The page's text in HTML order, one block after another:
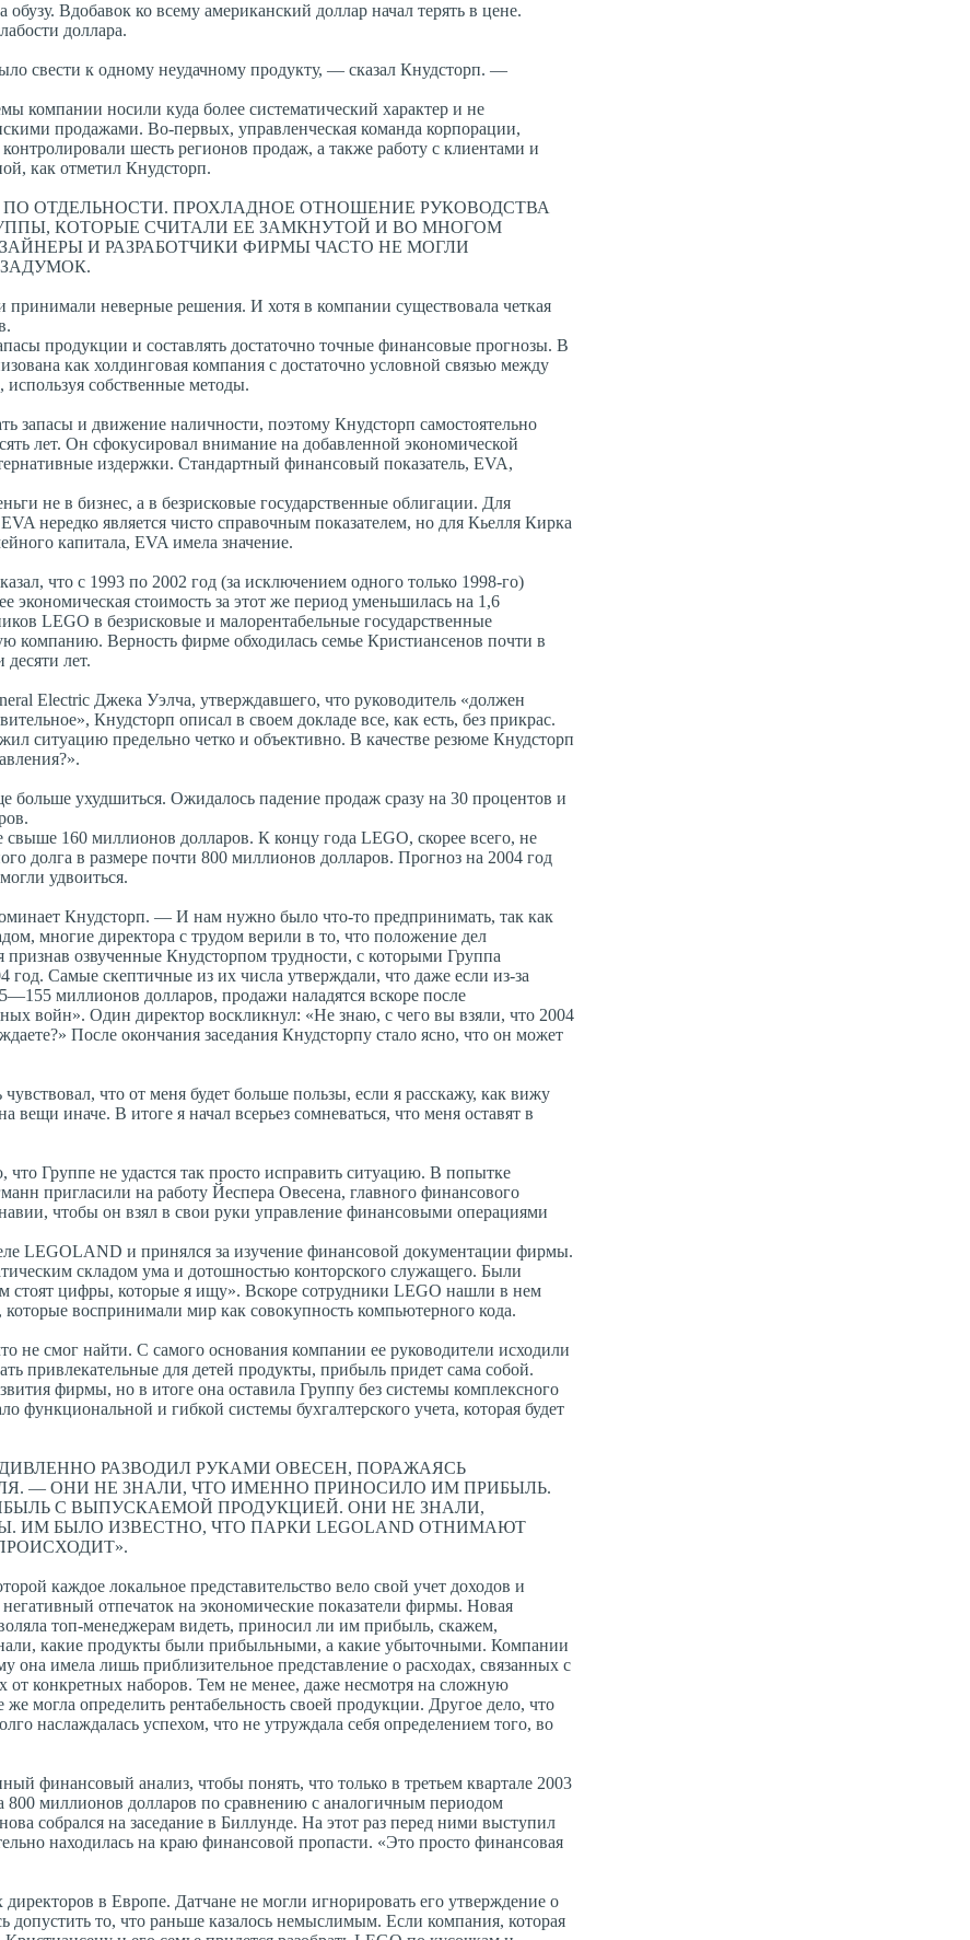
Вдобавок ко всему американский доллар начал терять в цене.
доллара.
свести к одному неудачному продукту, — сказал Кнудсторп. —
компании носили куда более систематический характер и не
продажами. Во-первых, управленческая команда корпорации,
шесть регионов продаж, а также работу с клиентами и
как отметил Кнудсторп.
ОТДЕЛЬНОСТИ. ПРОХЛАДНОЕ ОТНОШЕНИЕ РУКОВОДСТВА
КОТОРЫЕ СЧИТАЛИ ЕЕ ЗАМКНУТОЙ И ВО МНОГОМ
И РАЗРАБОТЧИКИ ФИРМЫ ЧАСТО НЕ МОГЛИ
неверные решения. И хотя в компании существовала четкая
продукции и составлять достаточно точные финансовые прогнозы. В
как холдинговая компания с достаточно условной связью между
собственные методы.
запасы и движение наличности, поэтому Кнудсторп самостоятельно
лет. Он сфокусировал внимание на добавленной экономической
издержки. Стандартный финансовый показатель, EVA,
не в бизнес, а в безрисковые государственные облигации. Для
нередко является чисто справочным показателем, но для Кьелля Кирка
капитала, EVA имела значение.
что с 1993 по 2002 год (за исключением одного только 1998-го)
стоимость за этот же период уменьшилась на 1,6
LEGO в безрисковые и малорентабельные государственные
компанию. Верность фирме обходилась семье Кристиансенов почти в
лет.
Electric Джека Уэлча, утверждавшего, что руководитель «должен
Кнудсторп описал в своем докладе все, как есть, без прикрас.
ситуацию предельно четко и объективно. В качестве резюме Кнудсторп
ухудшиться. Ожидалось падение продаж сразу на 30 процентов и
160 миллионов долларов. К концу года LEGO, скорее всего, не
долга в размере почти 800 миллионов долларов. Прогноз на 2004 год
удвоиться.
Кнудсторп. — И нам нужно было что-то предпринимать, так как
многие директора с трудом верили в то, что положение дел
признав озвученные Кнудсторпом трудности, с которыми Группа
год. Самые скептичные из их числа утверждали, что даже если из-за
миллионов долларов, продажи наладятся вскоре после
войн». Один директор воскликнул: «Не знаю, с чего вы взяли, что 2004
После окончания заседания Кнудсторпу стало ясно, что он может
что от меня будет больше пользы, если я расскажу, как вижу
иначе. В итоге я начал всерьез сомневаться, что меня оставят в
Группе не удастся так просто исправить ситуацию. В попытке
пригласили на работу Йеспера Овесена, главного финансового
чтобы он взял в свои руки управление финансовыми операциями
LEGOLAND и принялся за изучение финансовой документации фирмы.
складом ума и дотошностью конторского служащего. Были
стоят цифры, которые я ищу». Вскоре сотрудники LEGO нашли в нем
воспринимали мир как совокупность компьютерного кода.
не смог найти. С самого основания компании ее руководители исходили
привлекательные для детей продукты, прибыль придет сама собой.
фирмы, но в итоге она оставила Группу без системы комплексного
функциональной и гибкой системы бухгалтерского учета, которая будет
РАЗВОДИЛ РУКАМИ ОВЕСЕН, ПОРАЖАЯСЬ
— ОНИ НЕ ЗНАЛИ, ЧТО ИМЕННО ПРИНОСИЛО ИМ ПРИБЫЛЬ.
С ВЫПУСКАЕМОЙ ПРОДУКЦИЕЙ. ОНИ НЕ ЗНАЛИ,
БЫЛО ИЗВЕСТНО, ЧТО ПАРКИ LEGOLAND ОТНИМАЮТ
каждое локальное представительство вело свой учет доходов и
отпечаток на экономические показатели фирмы. Новая
топ-менеджерам видеть, приносил ли им прибыль, скажем,
какие продукты были прибыльными, а какие убыточными. Компании
она имела лишь приблизительное представление о расходах, связанных с
конкретных наборов. Тем не менее, даже несмотря на сложную
могла определить рентабельность своей продукции. Другое дело, что
наслаждалась успехом, что не утруждала себя определением того, во
финансовый анализ, чтобы понять, что только в третьем квартале 2003
миллионов долларов по сравнению с аналогичным периодом
собрался на заседание в Биллунде. На этот раз перед ними выступил
находилась на краю финансовой пропасти. «Это просто финансовая
в Европе. Датчане не могли игнорировать его утверждение о
то, что раньше казалось немыслимым. Если компания, которая